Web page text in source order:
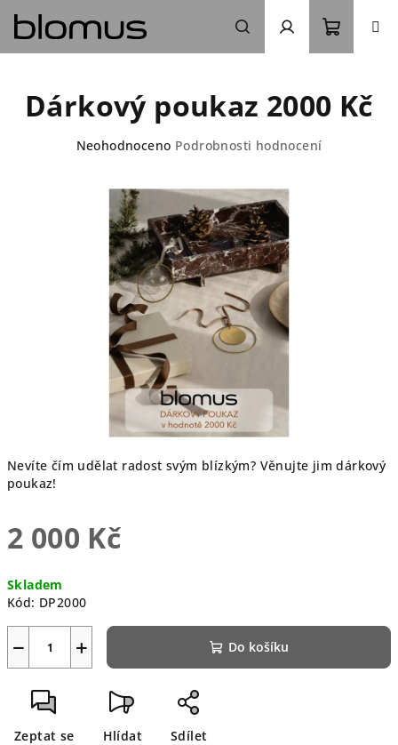
obsah
Hledat Přihlášení
košík
Nevíte čím udělat radost svým blízkým? Věnujte jim dárkový
poukaz!
2 000 Kč
cena:
Skladem
Kód: DP2000
+
− Do košíku
Zeptat se Hlídat Sdílet
Dárkový poukaz 2000 Kč
Průměrné
hvězdiček.
Neohodnoceno Podrobnosti hodnocení